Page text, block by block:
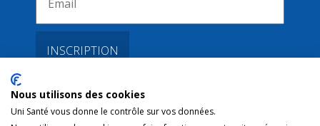
Liens
Nous utilisons des cookies
Uni Santé vous donne le contrôle sur vos données.